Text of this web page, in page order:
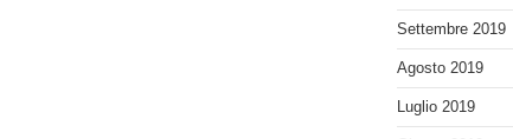
Settembre 2019
Agosto 2019
Luglio 2019